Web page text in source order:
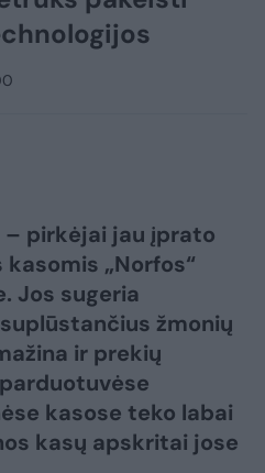
– pirkėjai jau įprato
„Norfos“
Jos sugeria
žmonių
ir prekių
kasose teko labai
kasų apskritai jose